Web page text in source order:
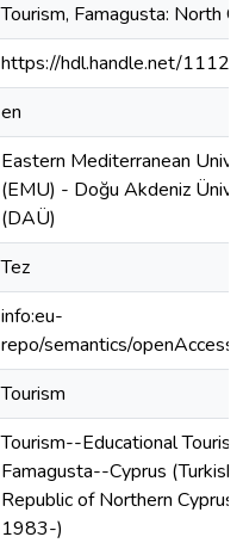
Tourism, Famagusta: North
https://hdl.handle.net/
en
Eastern Mediterranean
(EMU) - Doğu Akdeniz
(DAÜ)
Tez
info:eu-
repo/semantics/openAccess
Tourism
Tourism--Educational
Famagusta--Cyprus (Turkish
Republic of Northern Cyprus,
1983-)